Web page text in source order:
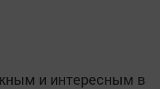
и интересным в